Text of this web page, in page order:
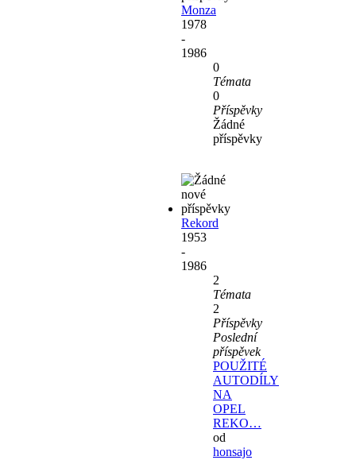
Monza
1978
-
1986
0
Témata
0
Příspěvky
Žádné
příspěvky
Rekord
1953
-
1986
2
Témata
2
Příspěvky
Poslední
příspěvek
POUŽITÉ
AUTODÍLY
NA
OPEL
REKO…
od
honsajo